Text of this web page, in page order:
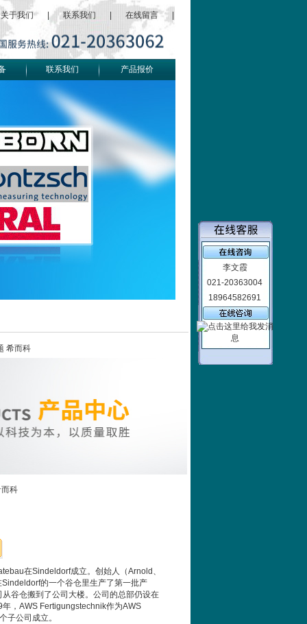
关于我们 联系我们 在线留言
联系我们 产品报价
希而科
科
在Sindeldorf成立。创始人（Arnold、
的一个谷仓里生产了第一批产
谷仓搬到了公司大楼。公司的总部仍设在
，AWS Fertigungstechnik作为AWS
子公司成立。
李文霞
021-20363004
18964582691